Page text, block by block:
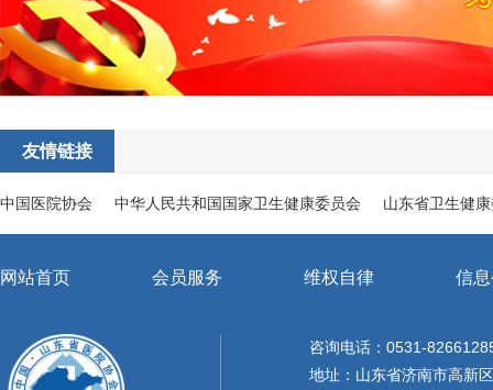
友情链接
中国医院协会 中华人民共和国国家卫生健康委员会 山东省卫生健
网站首页 会员服务 维权自律 信
咨询电话：0531-
地址：山东省济南市高新